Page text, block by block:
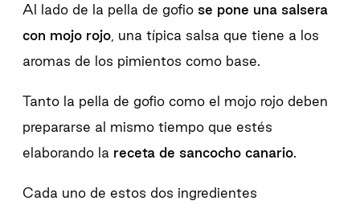
Al lado de la pella de gofio se pone una salsera
con mojo rojo, una típica salsa que tiene a los
aromas de los pimientos como base.
Tanto la pella de gofio como el mojo rojo deben
prepararse al mismo tiempo que estés
elaborando la receta de sancocho canario.
Cada uno de estos dos ingredientes